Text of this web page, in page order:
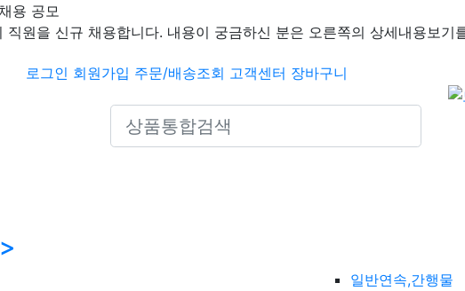
용 공모
원을 신규 채용합니다. 내용이 궁금하신 분은 오른쪽의 상세내용보기
로그인 회원가입 주문/배송조회 고객센터 장바구니
Search icons
일반연속,간행물